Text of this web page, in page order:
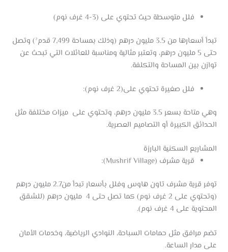
فلل متوسطة حيث تحتوي على (3-4 غرف نوم)
تبدأ أسعارها من 3.5 مليون درهم (وذلك بمساحة 7,499 قدم²) وتصل
حتى 5 مليون درهم، وتعتبر مثالية ومناسبة للعائلات التي تبحث عن
توازن بين المساحة والتكلفة.
فلل صغيرة تحتوي على(2 غرف نوم):
وهي متاحة بسعر 3.5 مليون درهم، وتحتوي على ميزات مختلفة مثل
الحدائق الكبيرة أو التصاميم العصرية.
المشاريع السكنية البارزة
قرية مشرف (Mushrif Village):
توفر قرية مشرف تاون هاوس وفلل بأسعار تبدأ من2.7 مليون درهم
(وتحتوي على 2 غرف نوم) كما تصل حتى 4 مليون درهم (للشقق
المحتوية على 4 غرف نوم).
تضم مرافق مثل حمامات السباحة، النوادي الرياضية، وخدمات الأمان
على مدار الساعة.